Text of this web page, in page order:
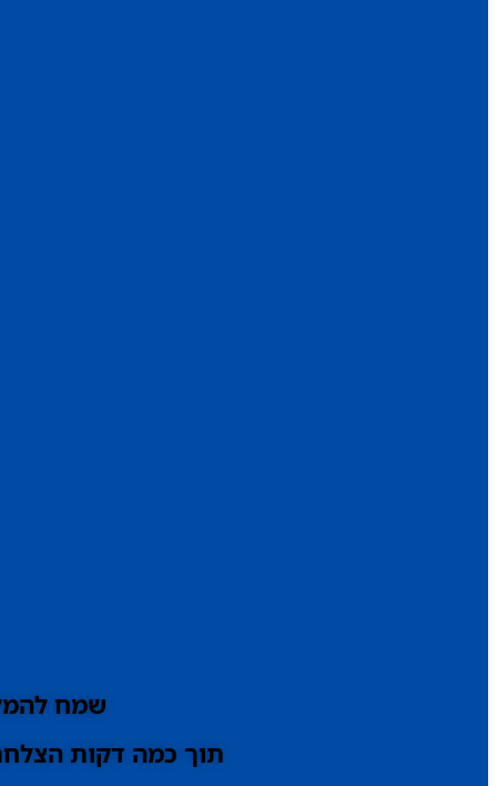
שמח
תוך כמה דקות